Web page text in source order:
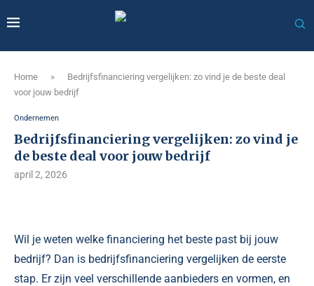
Home »
Bedrijfsfinanciering vergelijken: zo vind je de beste deal
voor jouw bedrijf
Ondernemen
Bedrijfsfinanciering vergelijken: zo vind je
de beste deal voor jouw bedrijf
april 2, 2026
Wil je weten welke financiering het beste past bij jouw
bedrijf? Dan is bedrijfsfinanciering vergelijken de eerste
stap. Er zijn veel verschillende aanbieders en vormen, en